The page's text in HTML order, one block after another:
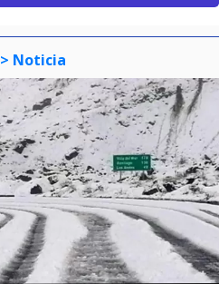
> Noticia